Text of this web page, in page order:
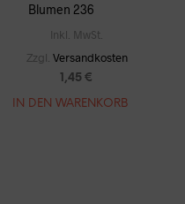
Blumen 236
Inkl. MwSt.
Zzgl. Versandkosten
1,45 €
IN DEN WARENKORB